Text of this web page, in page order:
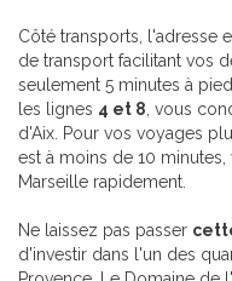
Côté transports, l'adresse
de transport facilitant vos
seulement 5 minutes à
les lignes 4 et 8, vous
d'Aix. Pour vos voyages
est à moins de 10
Marseille rapidement.
Ne laissez pas passer
d'investir dans l'un des